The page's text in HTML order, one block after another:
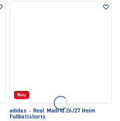
Neu
adidas · Real Madrid 26/27 Heim
Fußballshorts